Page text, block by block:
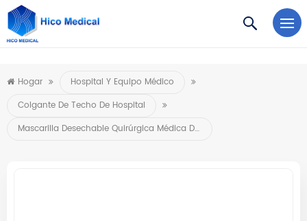
https://www.microsoft.com/en-us/microsoft-teams/log-in
Hogar
Hospital Y Equipo Médico
Colgante De Techo De Hospital
Mascarilla Desechable Quirúrgica Médica Del Fabricante De China